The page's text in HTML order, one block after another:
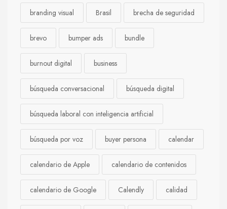
branding visual Brasil brecha de seguridad
brevo bumper ads bundle
burnout digital business
búsqueda conversacional búsqueda digital
búsqueda laboral con inteligencia artificial
búsqueda por voz buyer persona calendar
calendario de Apple calendario de contenidos
calendario de Google Calendly calidad